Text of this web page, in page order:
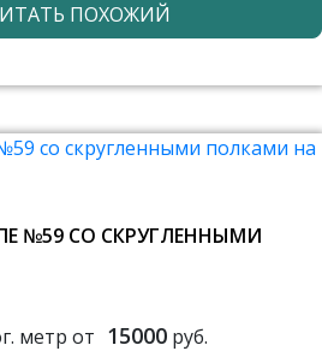
ПОХОЖИЙ
№59 СО СКРУГЛЕННЫМИ
метр от 15000руб.